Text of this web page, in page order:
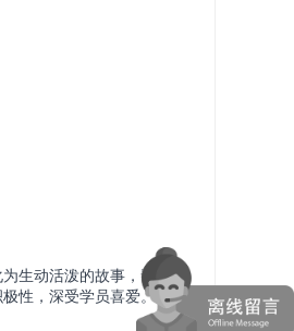
生动活泼的故事，帮助
性，深受学员喜爱。